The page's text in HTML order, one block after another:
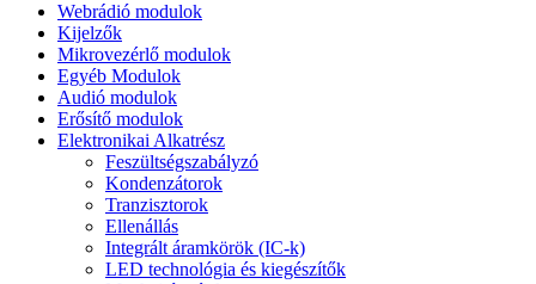
Webrádió modulok
Kijelzők
Mikrovezérlő modulok
Egyéb Modulok
Audió modulok
Erősítő modulok
Elektronikai Alkatrész
Feszültségszabályzó
Kondenzátorok
Tranzisztorok
Ellenállás
Integrált áramkörök (IC-k)
LED technológia és kiegészítők